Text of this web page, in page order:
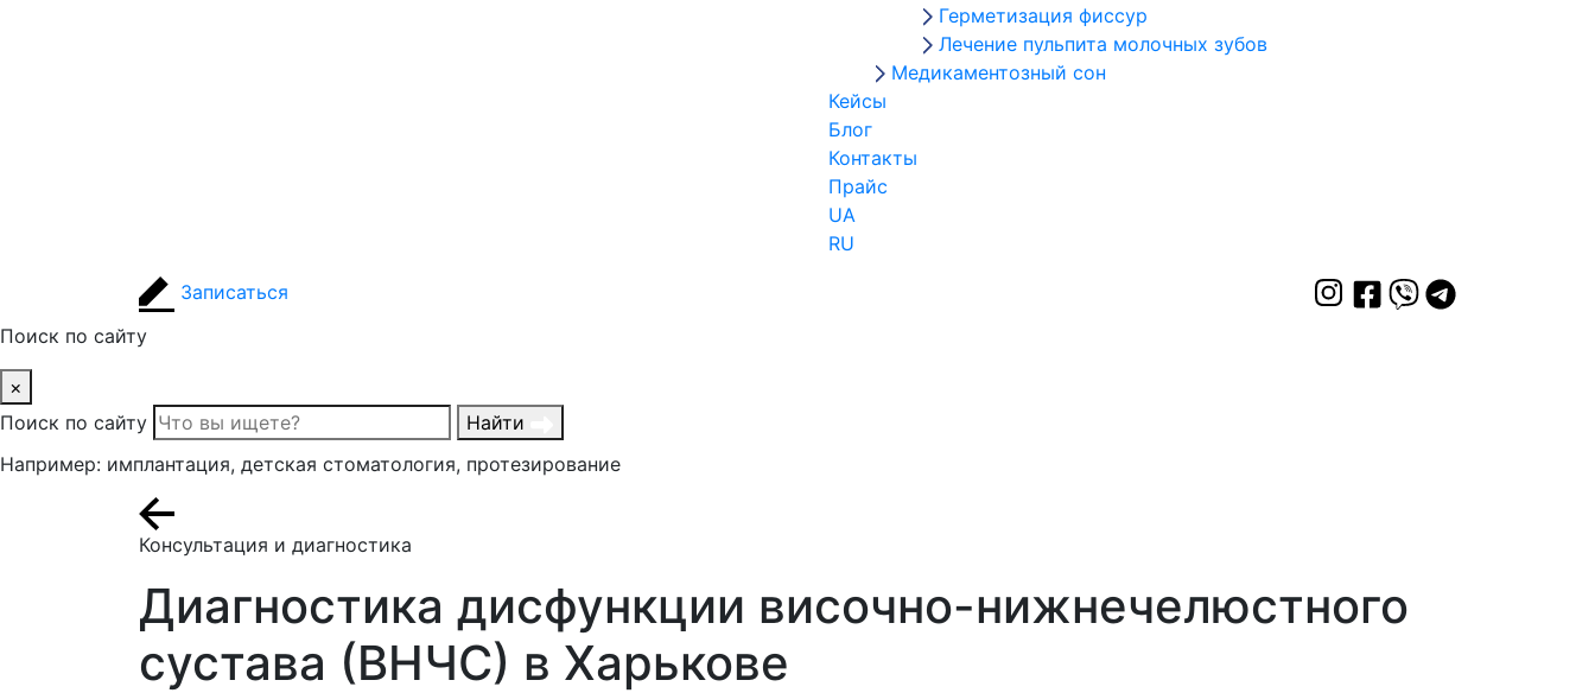
Герметизация фиссур
Лечение пульпита молочных зубов
Медикаментозный сон
Кейсы
Блог
Контакты
Прайс
UA
RU
Записаться
Поиск по сайту
×
Поиск по сайту
Найти
Например: имплантация, детская стоматология, протезирование
Консультация и диагностика
Диагностика дисфункции височно-нижнечелюстного
сустава (ВНЧС) в Харькове